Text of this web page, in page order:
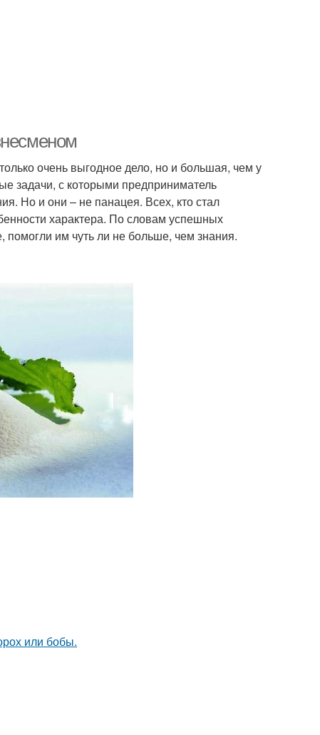
очень выгодное дело, но и большая, чем у
задачи, с которыми предприниматель
Но и они – не панацея. Всех, кто стал
характера. По словам успешных
им чуть ли не больше, чем знания.
или бобы.